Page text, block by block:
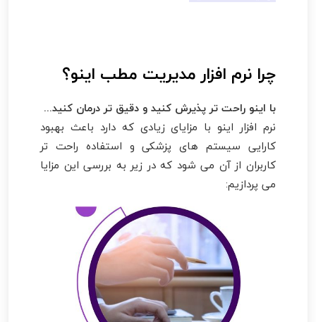
چرا نرم افزار مدیریت مطب اینو؟
با اینو راحت تر پذیرش کنید و دقیق تر درمان کنید...
نرم افزار اینو با مزایای زیادی که دارد باعث بهبود
کارایی سیستم های پزشکی و استفاده راحت تر
کاربران از آن می شود که در زیر به بررسی این مزایا
می پردازیم: